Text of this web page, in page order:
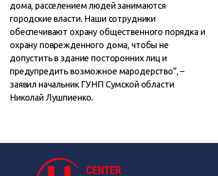
дома, расселением людей занимаются
городские власти. Наши сотрудники
обеспечивают охрану общественного порядка и
охрану поврежденного дома, чтобы не
допустить в здание посторонних лиц и
предупредить возможное мародерство”, –
заявил начальник ГУНП Сумской области
Николай Лушпиенко.